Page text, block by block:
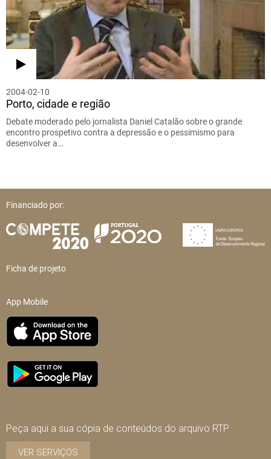
2004-02-10
Porto, cidade e região
Debate moderado pelo jornalista Daniel Catalão sobre o grande
encontro prospetivo contra a depressão e o pessimismo para
desenvolver a…
Financiado por:
Ficha de projeto
App Mobile
Peça aqui a sua cópia de conteúdos do arquivo RTP
VER SERVIÇOS